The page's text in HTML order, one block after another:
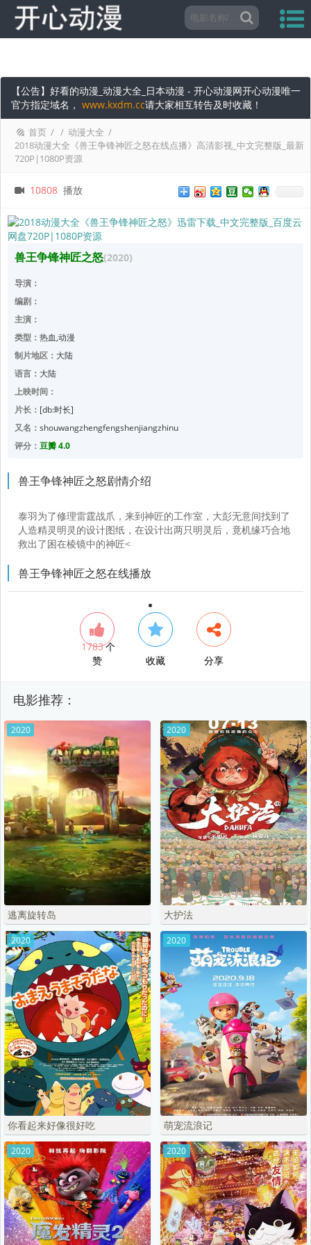
【公告】好看的动漫_动漫大全_日本动漫 - 开心动漫网开心动漫唯一
官方指定域名， www.kxdm.cc请大家相互转告及时收藏！
首页 / / 动漫大全 /
2018动漫大全《兽王争锋神匠之怒在线点播》高清影视_中文完整版_最新
720P|1080P资源
10808 播放
兽王争锋神匠之怒(2020)
导演：
编剧：
主演：
类型： 热血,动漫
制片地区： 大陆
语言： 大陆
上映时间：
片长： [db:时长]
又名： shouwangzhengfengshenjiangzhinu
评分： 豆瓣 4.0
兽王争锋神匠之怒剧情介绍
泰羽为了修理雷霆战爪，来到神匠的工作室，大彭无意间找到了
人造精灵明灵的设计图纸，在设计出两只明灵后，竟机缘巧合地
救出了困在棱镜中的神匠<
兽王争锋神匠之怒在线播放
1783个
赞
收藏 分享
电影推荐：
2020
逃离旋转岛
2020
大护法
2020
你看起来好像很好吃
2020
萌宠流浪记
2020 2020